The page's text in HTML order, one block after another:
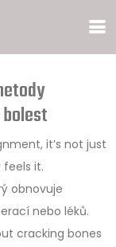
it’s not just
it.
obnovuje
nebo léků.
cracking bones